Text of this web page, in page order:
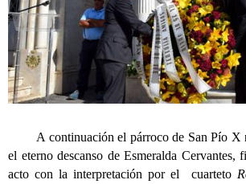
A continuación el párroco de San Pío X
el eterno descanso de Esmeralda Cervantes,
acto con la interpretación por el cuarteto